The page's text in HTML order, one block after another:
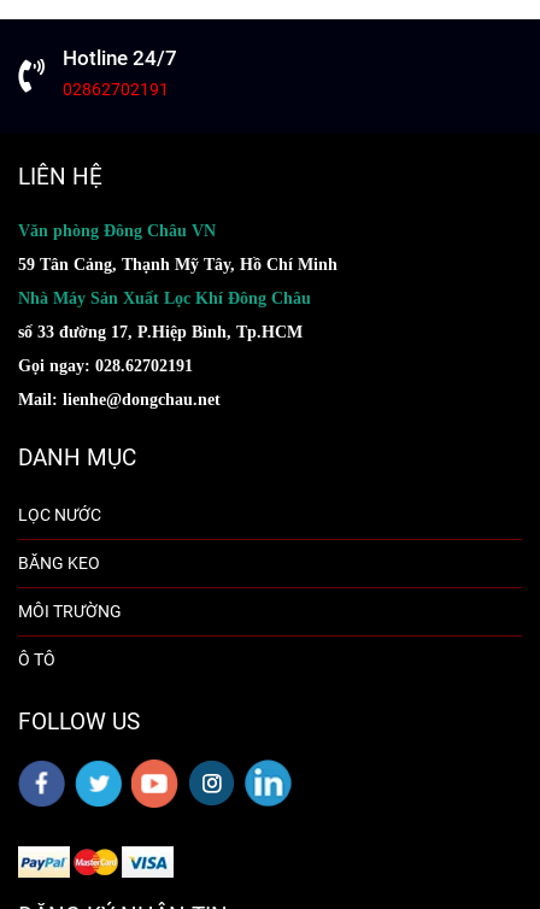
Hotline 24/7
02862702191
LIÊN HỆ
Văn phòng Đông Châu VN
59 Tân Cảng, Thạnh Mỹ Tây, Hồ Chí Minh
Nhà Máy Sản Xuất Lọc Khí Đông Châu
số 33 đường 17, P.Hiệp Bình, Tp.HCM
Gọi ngay: 028.62702191
Mail: lienhe@dongchau.net
DANH MỤC
LỌC NƯỚC
BĂNG KEO
MÔI TRƯỜNG
Ô TÔ
FOLLOW US